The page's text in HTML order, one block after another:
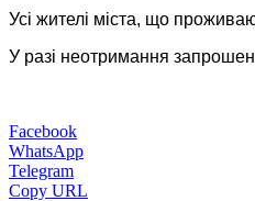
Усі жителі міста, що
У разі неотримання
Facebook
WhatsApp
Telegram
Copy URL